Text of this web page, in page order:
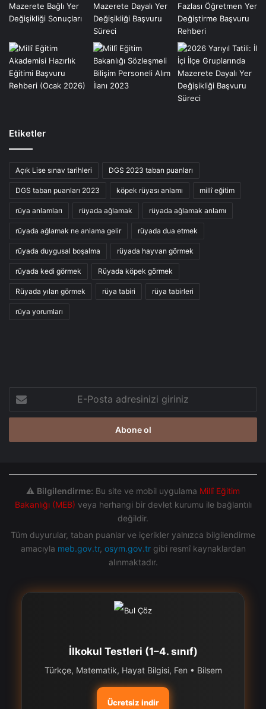
Etiketler
Açık Lise sınav tarihleri DGS 2023 taban puanları
DGS taban puanları 2023 köpek rüyası anlamı millî eğitim
rüya anlamları rüyada ağlamak rüyada ağlamak anlamı
rüyada ağlamak ne anlama gelir rüyada dua etmek
rüyada duygusal boşalma rüyada hayvan görmek
rüyada kedi görmek Rüyada köpek görmek
Rüyada yılan görmek rüya tabiri rüya tabirleri
rüya yorumları
Posta
adresinizi
⚠️ Bilgilendirme: Bu site ve mobil uygulama Millî Eğitim
Bakanlığı (MEB) veya herhangi bir devlet kurumu ile bağlantılı
değildir.
Tüm duyurular, taban puanlar ve içerikler yalnızca bilgilendirme
amacıyla meb.gov.tr, osym.gov.trgibi resmî kaynaklardan
alınmaktadır.
İlkokul Testleri (1–4. sınıf)
Türkçe, Matematik, Hayat Bilgisi, Fen • Bilsem
Ücretsiz indir